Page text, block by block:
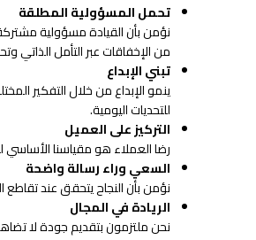
تحمل المسؤولية المطلقة
نؤمن بأن القيادة مسؤولية
من الإخفاقات عبر التأمل الذاتي
تبني الإبداع
ينمو الإبداع من خلال التفكير
للتحديات اليومية.
التركيز على العميل
رضا العملاء هو مقياسنا الأساسي
السعي وراء رسالة واضحة
نؤمن بأن النجاح يتحقق عند
الريادة في المجال
نحن ملتزمون بتقديم جودة لا